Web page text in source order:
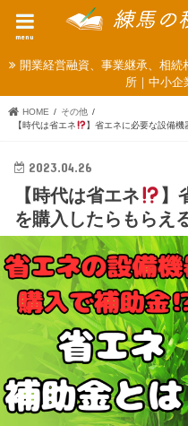
menu
開業経営融資、事業継承、相
所｜中小企
HOME
その他
【時代は省エネ
】省エネに必要な設備機
2023.04.26
【時代は省エネ
】
を購入したらもらえ